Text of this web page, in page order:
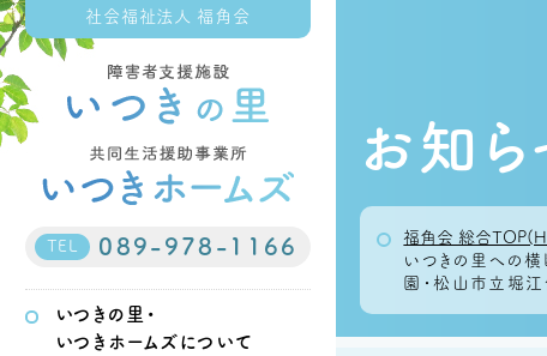
社会福祉法人 福角会
TEL 089-978-1166
いつきの里・
いつきホームズについて
お知ら
福角会 総合
いつきの里への
園・松山市立堀江